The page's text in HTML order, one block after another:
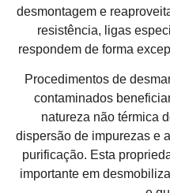
desmontagem e
resistência, ligas
respondem de forma
Procedimentos de
contaminados
natureza não térmica
dispersão de impurezas e
purificação. Esta
importante em